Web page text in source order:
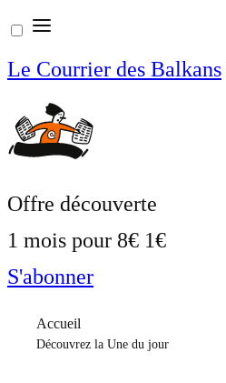
Aller
au
contenu
Le Courrier des Balkans
Offre découverte
1 mois pour 8€ 1€
S'abonner
Accueil
Découvrez la Une du jour